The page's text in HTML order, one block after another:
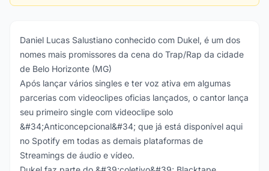
Daniel Lucas Salustiano conhecido com Dukel, é um dos
nomes mais promissores da cena do Trap/Rap da cidade
de Belo Horizonte (MG)
Após lançar vários singles e ter voz ativa em algumas
parcerias com videoclipes oficias lançados, o cantor lança
seu primeiro single com videoclipe solo
&#34;Anticoncepcional&#34; que já está disponível aqui
no Spotify em todas as demais plataformas de
Streamings de áudio e vídeo.